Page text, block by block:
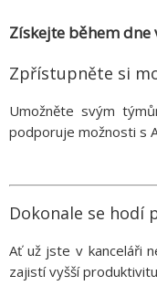
Získejte během dne
Zpřístupněte si
Umožněte svým
podporuje možnosti s
Dokonale se hodí
Ať už jste v kanceláři
zajistí vyšší